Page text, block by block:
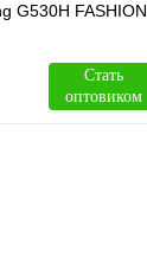
G530H FASHION
Стать
оптовиком